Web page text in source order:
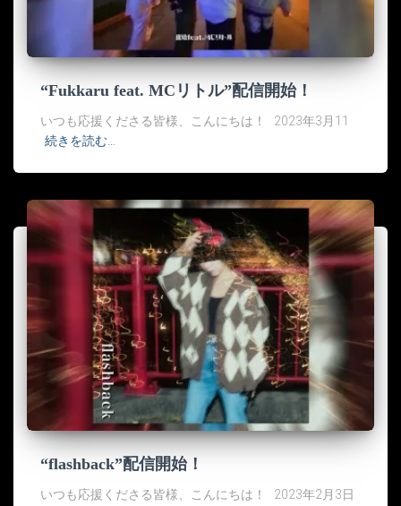
“Fukkaru feat. MCリトル”配信開始！
いつも応援くださる皆様、こんにちは！ 2023年3月11
続きを読む…
“flashback”配信開始！
いつも応援くださる皆様、こんにちは！ 2023年2月3日